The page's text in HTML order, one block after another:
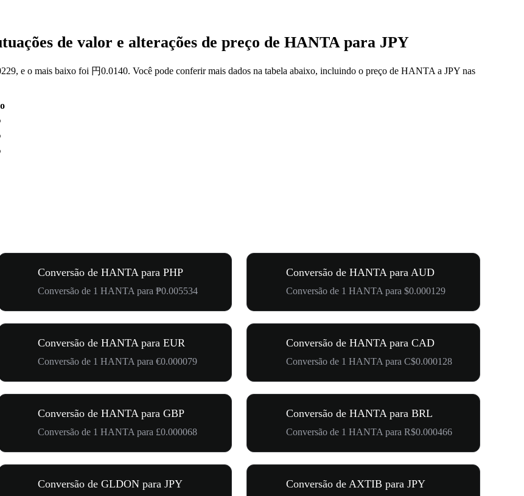
de valor e alterações de preço de HANTA para JPY
e o mais baixo foi 円0.0140. Você pode conferir mais dados na tabela abaixo, incluindo o preço de HANTA a JPY nas
Conversão de HANTA para PHP
Conversão de 1 HANTA para ₱0.005534
Conversão de HANTA para AUD
Conversão de 1 HANTA para $0.000129
Conversão de HANTA para EUR
Conversão de 1 HANTA para €0.000079
Conversão de HANTA para CAD
Conversão de 1 HANTA para C$0.000128
Conversão de HANTA para GBP
Conversão de 1 HANTA para £0.000068
Conversão de HANTA para BRL
Conversão de 1 HANTA para R$0.000466
Conversão de GLDON para JPY Conversão de AXTIB para JPY